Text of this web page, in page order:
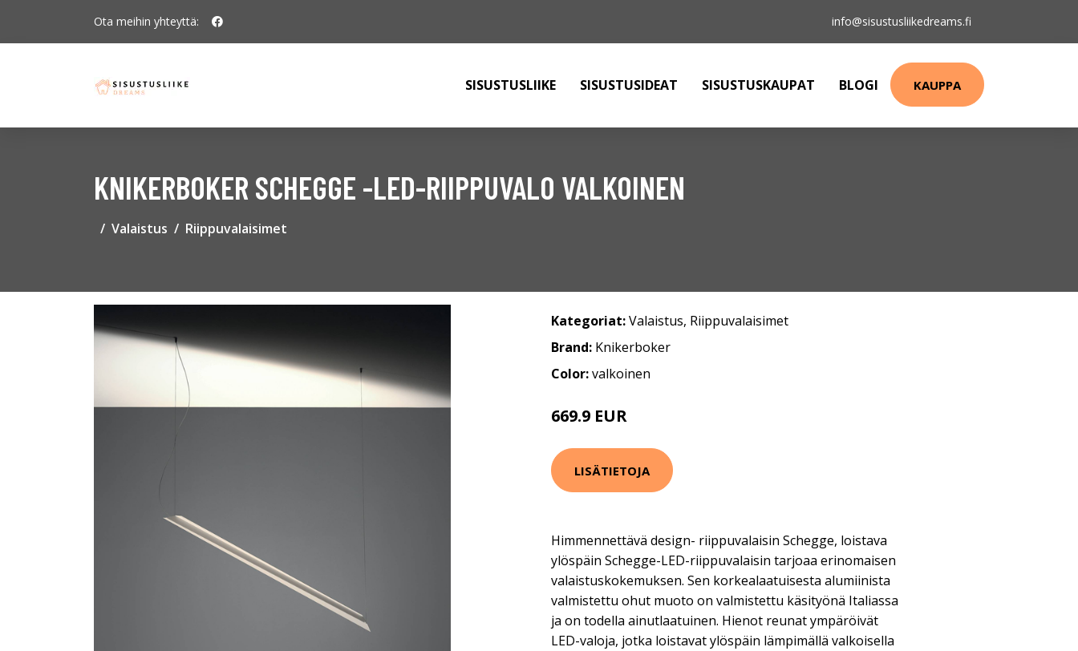
Ota meihin yhteyttä: info@sisustusliikedreams.fi
SISUSTUSLIIKE SISUSTUSIDEAT SISUSTUSKAUPAT BLOGI KAUPPA
KNIKERBOKER SCHEGGE -LED-RIIPPUVALO VALKOINEN
Valaistus Riippuvalaisimet
Kategoriat:Valaistus, Riippuvalaisimet
Brand: Knikerboker
Color:valkoinen
669.9 EUR
LISÄTIETOJA
Himmennettävä design- riippuvalaisin Schegge, loistava
ylöspäin Schegge-LED-riippuvalaisin tarjoaa erinomaisen
valaistuskokemuksen. Sen korkealaatuisesta alumiinista
valmistettu ohut muoto on valmistettu käsityönä Italiassa
ja on todella ainutlaatuinen. Hienot reunat ympäröivät
LED-valoja, jotka loistavat ylöspäin lämpimällä valkoisella